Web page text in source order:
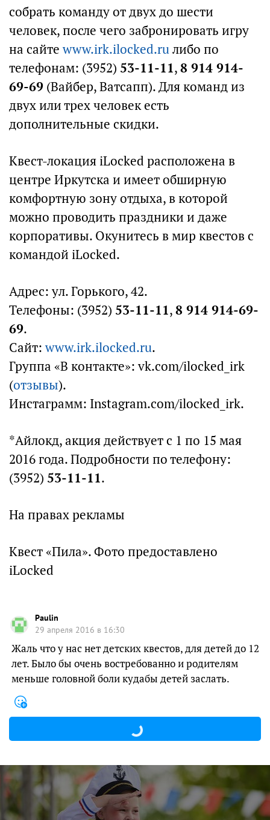
собрать команду от двух до шести
человек, после чего забронировать игру
на сайтеwww.irk.ilocked.ruлибо по
телефонам: (3952) 53-11-11,8 914 914-
69-69 (Вайбер, Ватсапп). Для команд из
двух или трех человек есть
дополнительные скидки.
Квест-локация iLocked расположена в
центре Иркутска и имеет обширную
комфортную зону отдыха, в которой
можно проводить праздники и даже
корпоративы. Окунитесь в мир квестов c
командой iLocked.
Адрес: ул. Горького, 42.
Телефоны: (3952) 53-11-11,8 914 914-69-
69.
Сайт:www.irk.ilocked.ru.
Группа «В контакте»: vk.com/ilocked_irk
(отзывы).
Инстаграмм: Instagram.com/ilocked_irk.
*Айлокд, акция действует с 1 по 15 мая
2016 года. Подробности по телефону:
(3952) 53-11-11.
На правах рекламы
Квест «Пила». Фото предоставлено
iLocked
Paulin
29 апреля 2016 в 16:30
Жаль что у нас нет детских квестов, для детей до 12
лет. Было бы очень востребованно и родителям
меньше головной боли кудабы детей заслать.